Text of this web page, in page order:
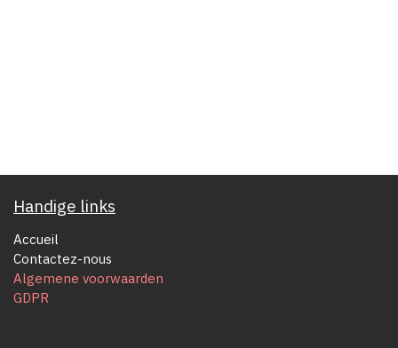
Handige links
Accueil
Contactez-nous
Algemene voorwaarden
GDPR